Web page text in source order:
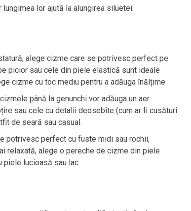
lor ajută la alungirea siluetei.
alege cizme care se potrivesc perfect pe
picior sau cele din piele elastică sunt ideale
cizme cu toc mediu pentru a adăuga înălțime.
până la genunchi vor adăuga un aer
sau cele cu detalii deosebite (cum ar fi cusături
de seară sau casual.
potrivesc perfect cu fuste midi sau rochii,
relaxată, alege o pereche de cizme din piele
piele lucioasă sau lac.